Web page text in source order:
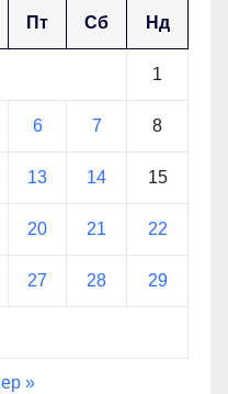
Пт Сб Нд
1
6 7 8
13 14 15
20 21 22
27 28 29
»